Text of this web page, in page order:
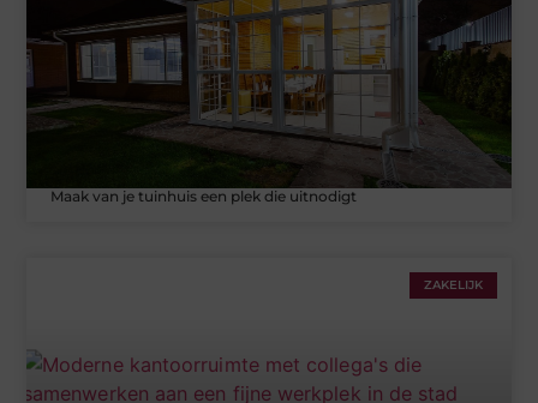
Maak van je tuinhuis een plek die uitnodigt
ZAKELIJK